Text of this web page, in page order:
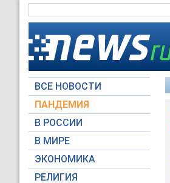
ВСЕ НОВОСТИ
ПАНДЕМИЯ
В РОССИИ
В МИРЕ
ЭКОНОМИКА
РЕЛИГИЯ